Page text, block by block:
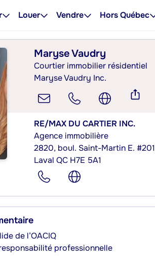
Louer Vendre Hors Québec
Maryse Vaudry
Courtier immobilier résidentiel
Maryse Vaudry Inc.
RE/MAX DU CARTIER INC.
Agence immobilière
2820, boul. Saint-Martin E. #201
Laval QC H7E 5A1
de l’OACIQ
professionnelle